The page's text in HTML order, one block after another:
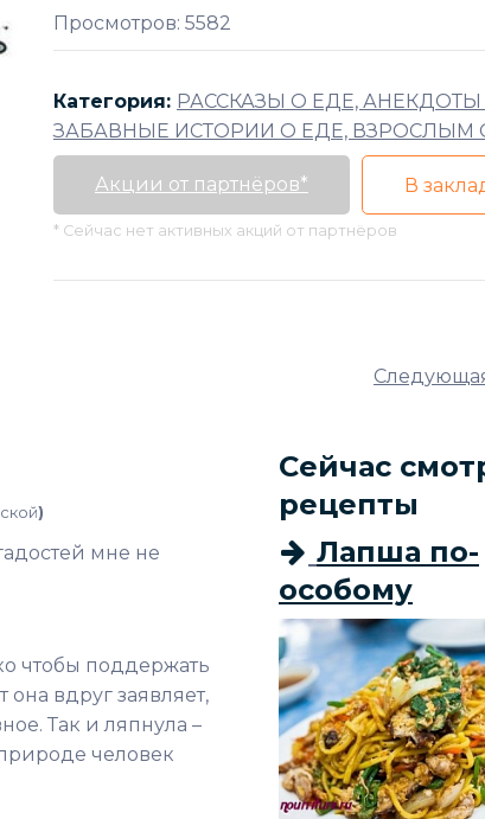
Просмотров: 5582
Категория: РАССКАЗЫ О ЕДЕ, АНЕКДОТЫ
ЗАБАВНЫЕ ИСТОРИИ О ЕДЕ, ВЗРОСЛЫМ
Акции от партнёров* В
* Сейчас нет активных акций от партнёров
Следующая
)
мне не
чтобы поддержать
вдруг заявляет,
Так и ляпнула –
человек
Сейчас
рецепты
Лапша по-
особому